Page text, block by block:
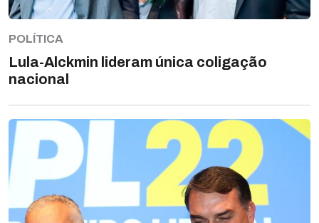
POLÍTICA
Lula-Alckmin lideram única coligação
nacional